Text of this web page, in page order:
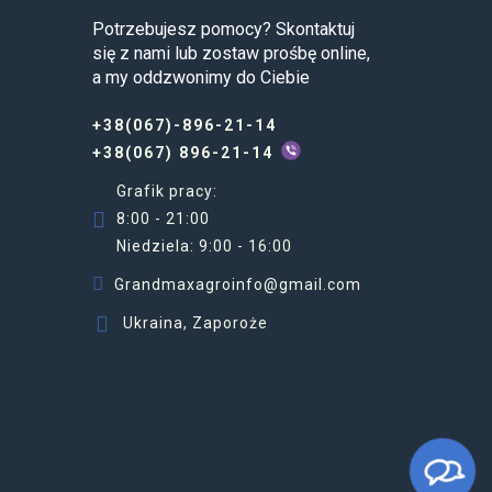
Potrzebujesz pomocy? Skontaktuj
się z nami lub zostaw prośbę online,
a my oddzwonimy do Ciebie
+38(067)-896-21-14
+38(067) 896-21-14
Grafik pracy:
8:00 - 21:00
Niedziela: 9:00 - 16:00
Grandmaxagroinfo@gmail.com
Ukraina, Zaporoże